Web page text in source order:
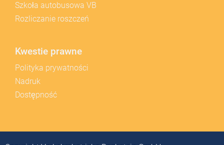
Szkoła autobusowa VB
Rozliczanie roszczeń
Kwestie prawne
Polityka prywatności
Nadruk
Dostępność